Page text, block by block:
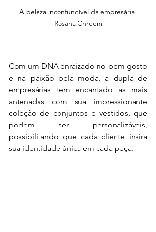
A beleza inconfundível da empresária
Rosana Chreem
Com um DNA enraizado no bom gosto
e na paixão pela moda, a dupla de
empresárias tem encantado as mais
antenadas com sua impressionante
coleção de conjuntos e vestidos, que
podem ser personalizáveis,
possibilitando que cada cliente insira
sua identidade única em cada peça.